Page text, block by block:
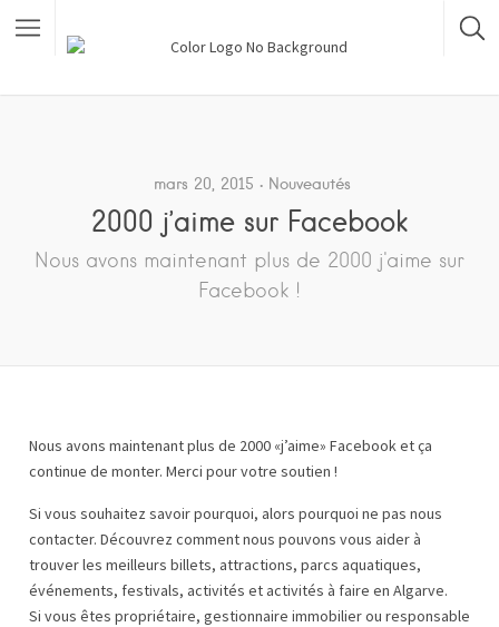
mars 20, 2015 Nouveautés
2000 j’aime sur Facebook
Nous avons maintenant plus de 2000 j'aime sur
Facebook !
Nous avons maintenant plus de 2000 «j’aime» Facebook et ça
continue de monter. Merci pour votre soutien !
Si vous souhaitez savoir pourquoi, alors pourquoi ne pas nous
contacter. Découvrez comment nous pouvons vous aider à
trouver les meilleurs billets, attractions, parcs aquatiques,
événements, festivals, activités et activités à faire en Algarve.
Si vous êtes propriétaire, gestionnaire immobilier ou responsable